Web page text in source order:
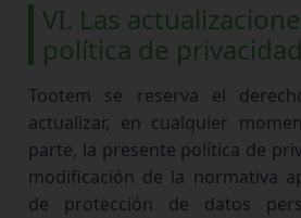
VI. Las
política de privacidad
Tootem se reserva el
actualizar, en cualquier
parte, la presente política de
modificación de la normativa
de protección de datos